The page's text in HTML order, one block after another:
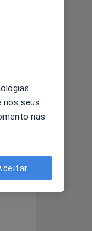
nos seus
nas